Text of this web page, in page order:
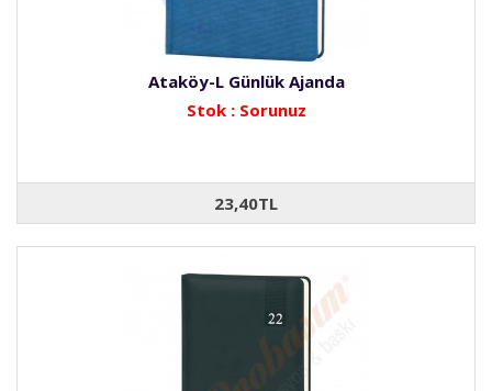
Ataköy-L Günlük Ajanda
Stok : Sorunuz
23,40TL